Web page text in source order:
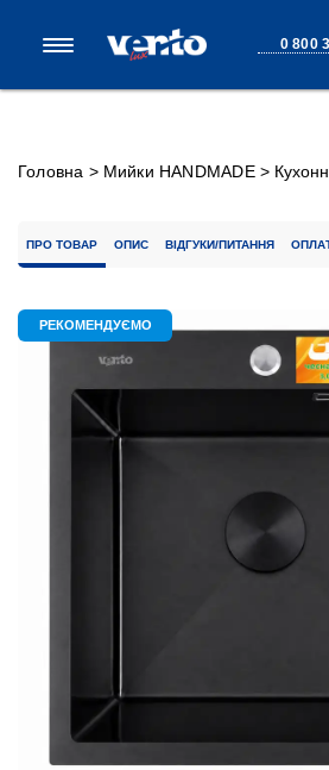
0 800
Головна > Мийки HANDMADE>
ПРО ТОВАР ОПИС ВІДГУКИ/ПИТАННЯ
РЕКОМЕНДУЄМО